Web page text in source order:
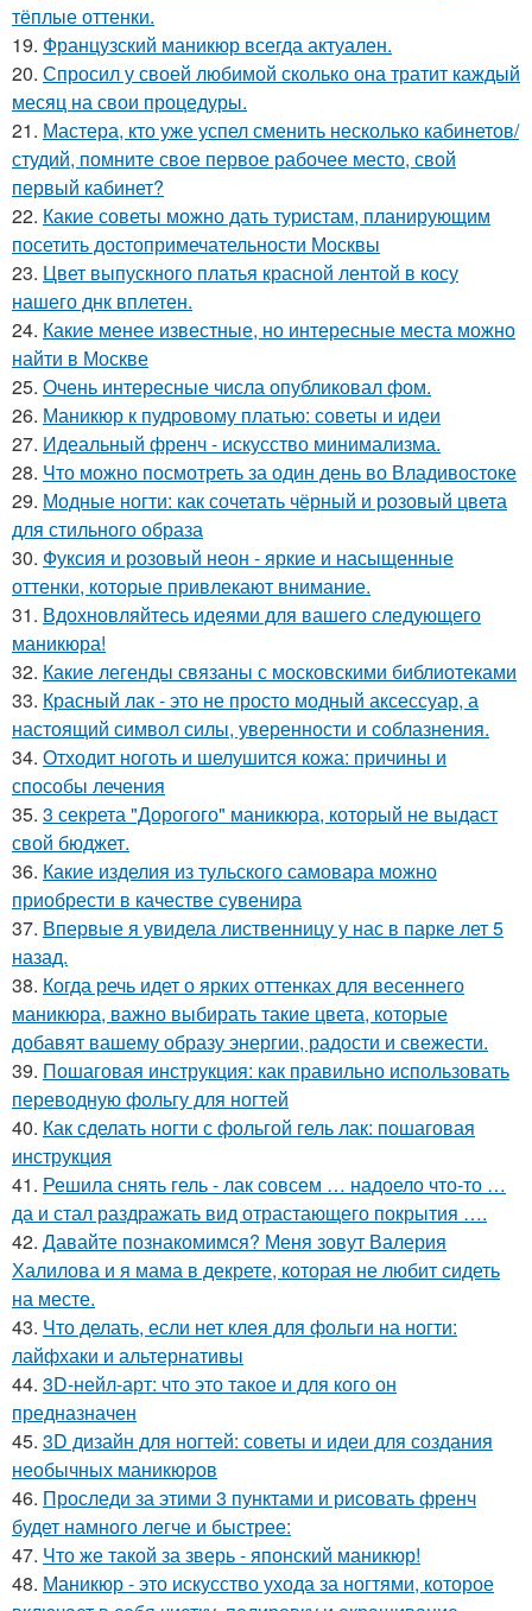
тёплые оттенки.
19. Французский маникюр всегда актуален.
20. Спросил у своей любимой сколько она тратит каждый
месяц на свои процедуры.
21. Мастера, кто уже успел сменить несколько кабинетов/
студий, помните свое первое рабочее место, свой
первый кабинет?
22. Какие советы можно дать туристам, планирующим
посетить достопримечательности Москвы
23. Цвет выпускного платья красной лентой в косу
нашего днк вплетен.
24. Какие менее известные, но интересные места можно
найти в Москве
25. Очень интересные числа опубликовал фом.
26. Маникюр к пудровому платью: советы и идеи
27. Идеальный френч - искусство минимализма.
28. Что можно посмотреть за один день во Владивостоке
29. Модные ногти: как сочетать чёрный и розовый цвета
для стильного образа
30. Фуксия и розовый неон - яркие и насыщенные
оттенки, которые привлекают внимание.
31. Вдохновляйтесь идеями для вашего следующего
маникюра!
32. Какие легенды связаны с московскими библиотеками
33. Красный лак - это не просто модный аксессуар, а
настоящий символ силы, уверенности и соблазнения.
34. Отходит ноготь и шелушится кожа: причины и
способы лечения
35. 3 секрета "Дорогого" маникюра, который не выдаст
свой бюджет.
36. Какие изделия из тульского самовара можно
приобрести в качестве сувенира
37. Впервые я увидела лиственницу у нас в парке лет 5
назад.
38. Когда речь идет о ярких оттенках для весеннего
маникюра, важно выбирать такие цвета, которые
добавят вашему образу энергии, радости и свежести.
39. Пошаговая инструкция: как правильно использовать
переводную фольгу для ногтей
40. Как сделать ногти с фольгой гель лак: пошаговая
инструкция
41. Решила снять гель - лак совсем … надоело что-то …
да и стал раздражать вид отрастающего покрытия ….
42. Давайте познакомимся? Меня зовут Валерия
Халилова и я мама в декрете, которая не любит сидеть
на месте.
43. Что делать, если нет клея для фольги на ногти:
лайфхаки и альтернативы
44. 3D-нейл-арт: что это такое и для кого он
предназначен
45. 3D дизайн для ногтей: советы и идеи для создания
необычных маникюров
46. Проследи за этими 3 пунктами и рисовать френч
будет намного легче и быстрее:
47. Что же такой за зверь - японский маникюр!
48. Маникюр - это искусство ухода за ногтями, которое